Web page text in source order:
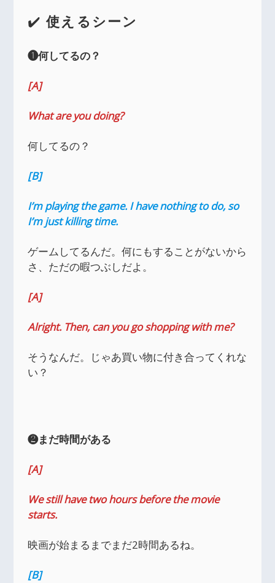
✔️使えるシーン
❶何してるの？
[A]
What are you doing?
何してるの？
[B]
I’m playing the game. I have nothing to do, so
I’m just killing time.
ゲームしてるんだ。何にもすることがないから
さ、ただの暇つぶしだよ。
[A]
Alright. Then, can you go shopping with me?
そうなんだ。じゃあ買い物に付き合ってくれな
い？
❷まだ時間がある
[A]
We still have two hours before the movie
starts.
映画が始まるまでまだ2時間あるね。
[B]